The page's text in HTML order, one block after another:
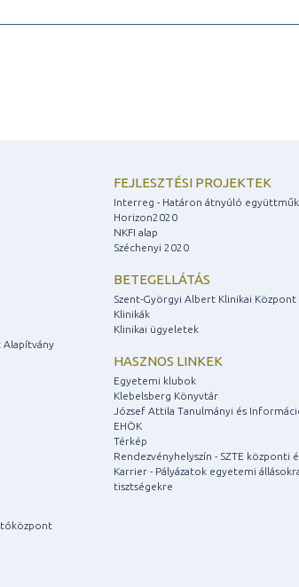
Alapítvány
FEJLESZTÉSI PROJEKTEK
Interreg - Határon átnyúló
Horizon2020
NKFI alap
Széchenyi 2020
BETEGELLÁTÁS
Szent-Györgyi Albert Klinikai Központ
Klinikák
Klinikai ügyeletek
HASZNOS LINKEK
Egyetemi klubok
Klebelsberg Könyvtár
József Attila Tanulmányi és
EHÖK
Térkép
Rendezvényhelyszín - SZTE központi
Karrier - Pályázatok egyetemi
tisztségekre